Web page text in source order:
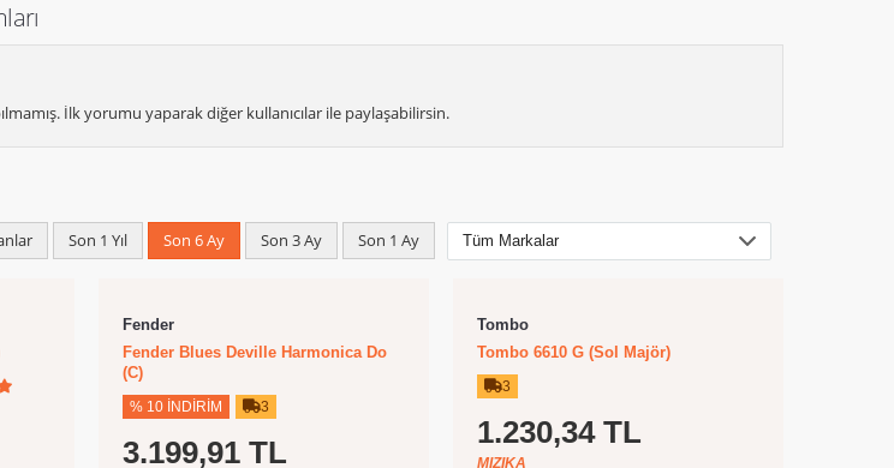
İlk yorumu yaparak diğer kullanıcılar ile paylaşabilirsin.
Son 1 Yıl Son 6 Ay Son 3 Ay Son 1 Ay
Fender
Fender Blues Deville Harmonica Do
(C)
% 10 İNDIRIM 3
3.199,91 TL
Tombo
Tombo 6610 G (Sol Majör)
3
1.230,34 TL
MIZIKA